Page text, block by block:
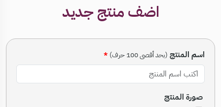
اضف منتج جديد
اسم المنتج (بحد أقصى 100 حرف)
صورة المنتج